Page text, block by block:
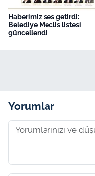
Haberimiz ses getirdi:
Belediye Meclis listesi
güncellendi
Yorumlar